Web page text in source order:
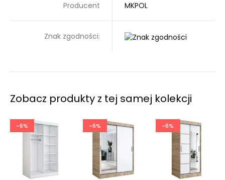
Producent MKPOL
Znak zgodności:
Zobacz produkty z tej samej kolekcji
-6% -6% -6%